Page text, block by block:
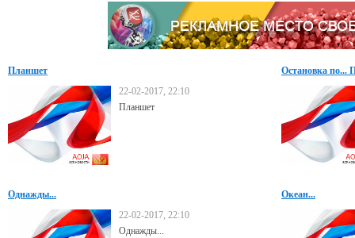
Планшет
22-02-2017, 22:10
Планшет
Остановка по...
Однажды...
22-02-2017, 22:10
Однажды...
Океан...